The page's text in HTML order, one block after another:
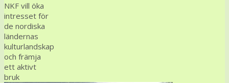
NKF vill öka
intresset för
de nordiska
ländernas
kulturlandskap
och främja
ett aktivt
bruk